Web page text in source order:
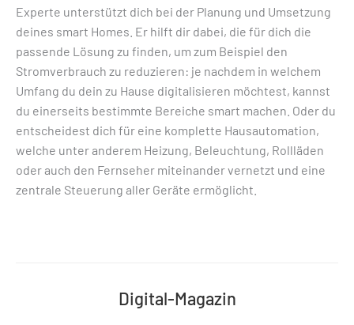
Experte unterstützt dich bei der Planung und Umsetzung
deines smart Homes. Er hilft dir dabei, die für dich die
passende Lösung zu finden, um zum Beispiel den
Stromverbrauch zu reduzieren: je nachdem in welchem
Umfang du dein zu Hause digitalisieren möchtest, kannst
du einerseits bestimmte Bereiche smart machen. Oder du
entscheidest dich für eine komplette Hausautomation,
welche unter anderem Heizung, Beleuchtung, Rollläden
oder auch den Fernseher miteinander vernetzt und eine
zentrale Steuerung aller Geräte ermöglicht.
Digital-Magazin